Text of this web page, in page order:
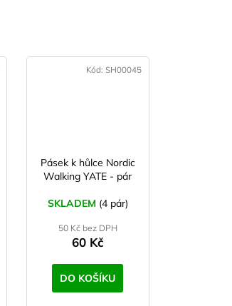
Pásek k hůlce Nordic
Walking YATE - pár
SKLADEM (4 pár)
50 Kč bez DPH
60 Kč
DO KOŠÍKU
Kód: SH00045